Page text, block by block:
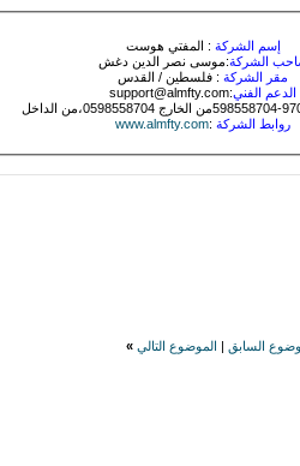
إسم الشركة : المفتي هوست
الشركة:موسى نصر الدين دغش
مقر الشركة : فلسطين / القدس
الدعم الفني:support@almfty.com
روابط الشركة :
www.almfty.com
السابق الموضوع التالي »